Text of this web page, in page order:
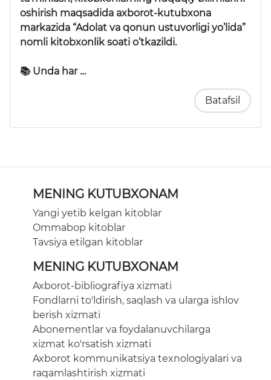
oshirish maqsadida axborot-kutubxona
markazida “Adolat va qonun ustuvorligi yo’lida”
nomli kitobxonlik soati o’tkazildi.
📚 Unda har …
Batafsil
MENING KUTUBXONAM
Yangi yetib kelgan kitoblar
Ommabop kitoblar
Tavsiya etilgan kitoblar
MENING KUTUBXONAM
Axborot-bibliografiya xizmati
Fondlarni to'ldirish, saqlash va ularga ishlov
berish xizmati
Abonementlar va foydalanuvchilarga
xizmat ko'rsatish xizmati
Axborot kommunikatsiya texnologiyalari va
raqamlashtirish xizmati